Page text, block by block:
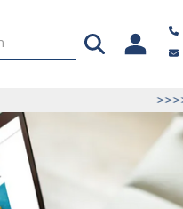
>>>>